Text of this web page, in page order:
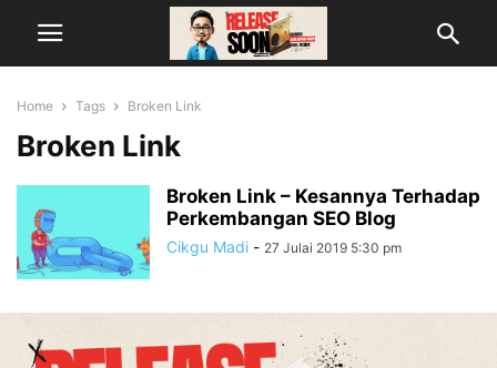
Home Tags Broken Link
Broken Link
Broken Link – Kesannya Terhadap
Perkembangan SEO Blog
Cikgu Madi - 27 Julai 2019 5:30 pm